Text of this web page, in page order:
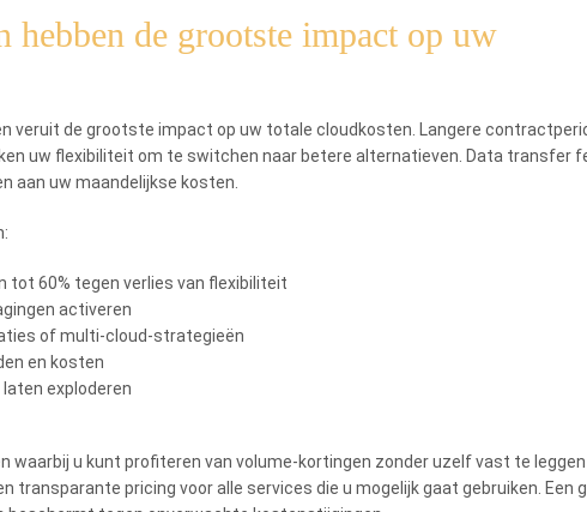
hebben de grootste impact op uw
veruit de grootste impact op uw totale cloudkosten. Langere
uw flexibiliteit om te switchen naar betere alternatieven. Data transfer
aan uw maandelijkse kosten.
tot 60% tegen verlies van flexibiliteit
activeren
of multi-cloud-strategieën
en kosten
exploderen
u kunt profiteren van volume-kortingen zonder uzelf vast te
transparante pricing voor alle services die u mogelijk gaat gebruiken. Een